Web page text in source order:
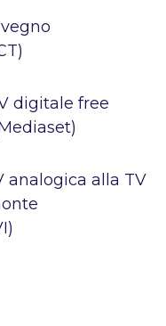
digitale free
analogica alla TV